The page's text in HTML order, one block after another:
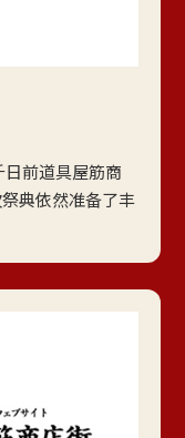
前道具屋筋商
典依然准备了丰